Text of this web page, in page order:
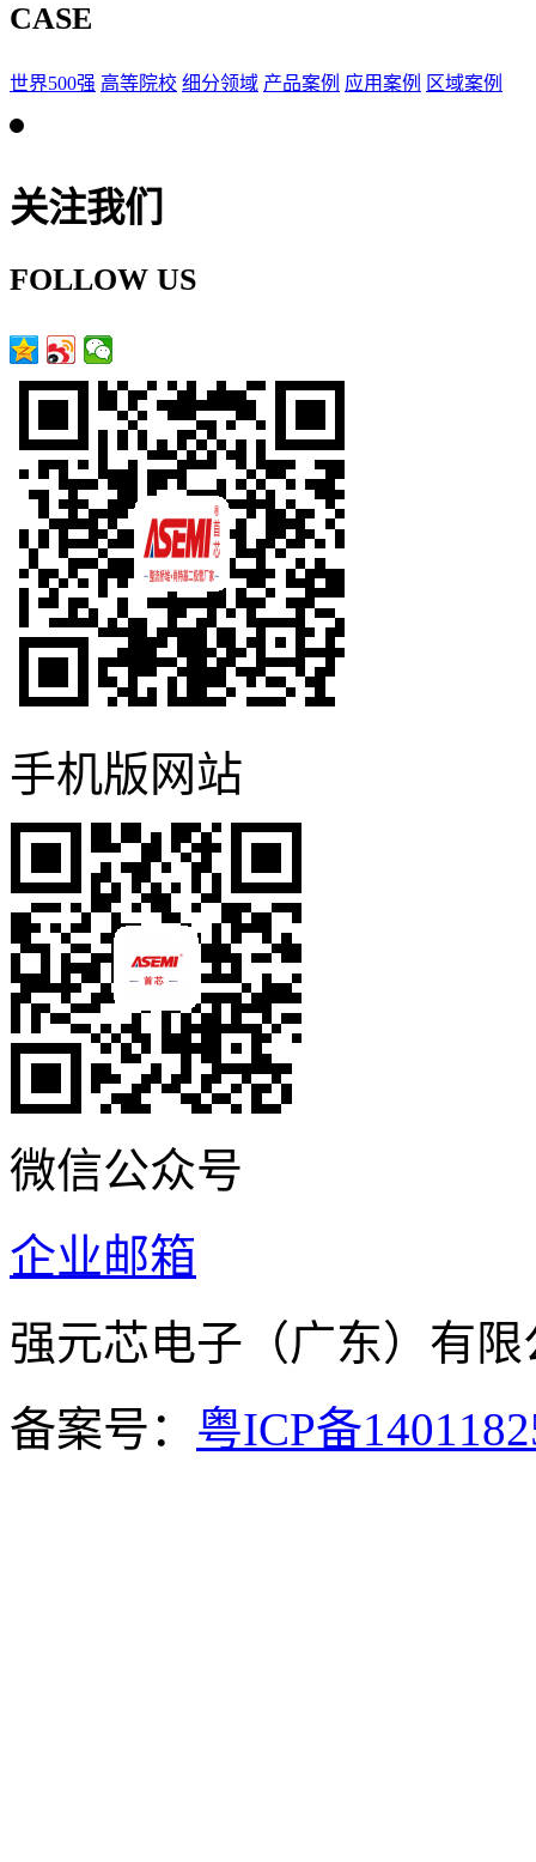
CASE
世界500强 高等院校 细分领域 产品案例 应用案例 区域案例
关注我们
FOLLOW US
手机版网站
微信公众号
企业邮箱
强元芯电子（广东）
备案号： 粤ICP备